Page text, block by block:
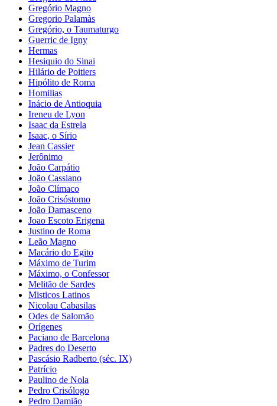
Gregório Magno
Gregorio Palamàs
Gregório, o Taumaturgo
Guerric de Igny
Hermas
Hesiquio do Sinai
Hilário de Poitiers
Hipólito de Roma
Homilias
Inácio de Antioquia
Ireneu de Lyon
Isaac da Estrela
Isaac, o Sírio
Jean Cassier
Jerônimo
João Carpátio
João Cassiano
João Clímaco
João Crisóstomo
João Damasceno
Joao Escoto Erigena
Justino de Roma
Leão Magno
Macário do Egito
Máximo de Turim
Máximo, o Confessor
Melitão de Sardes
Misticos Latinos
Nicolau Cabasilas
Odes de Salomão
Orígenes
Paciano de Barcelona
Padres do Deserto
Pascásio Radberto (séc. IX)
Patrício
Paulino de Nola
Pedro Crisólogo
Pedro Damião